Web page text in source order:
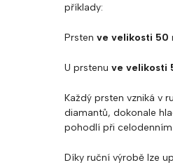
příklady:
Prsten ve velikosti 50
U prstenu ve velikosti
Každý prsten vzniká v
diamantů, dokonale
pohodlí při
Díky ruční výrobě lze